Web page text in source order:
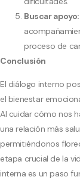
Buscar apoyo:
proceso de
Conclusión
El diálogo interno
el bienestar
Al cuidar cómo nos
una relación más
permitiéndonos
etapa crucial de la
interna es un paso